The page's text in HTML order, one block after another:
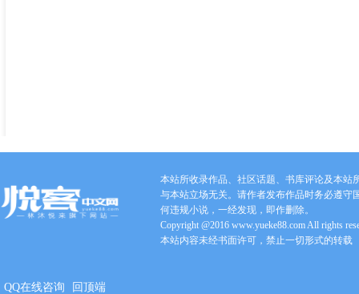
本站所收录作品、社区话题、书库评论及本站
与本站立场无关。请作者发布作品时务必遵守
何违规小说，一经发现，即作删除。
Copyright @2016 www.yueke88.com All rights
本站内容未经书面许可，禁止一切形式的转载
QQ在线咨询 回顶端